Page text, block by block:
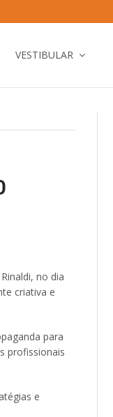
VESTIBULAR
no dia
criativa e
para
profissionais
e